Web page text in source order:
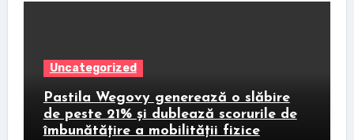
Uncategorized
Pastila Wegovy generează o slăbire
de peste 21% și dublează scorurile de
îmbunătățire a mobilității fizice